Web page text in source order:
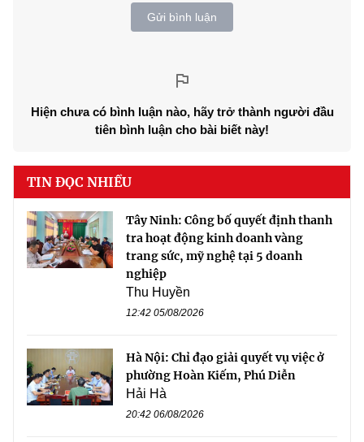
Gửi bình luận
Hiện chưa có bình luận nào, hãy trở thành người đầu
tiên bình luận cho bài biết này!
TIN ĐỌC NHIỀU
Tây Ninh: Công bố quyết định thanh
tra hoạt động kinh doanh vàng
trang sức, mỹ nghệ tại 5 doanh
nghiệp
Thu Huyền
12:42 05/08/2026
Hà Nội: Chỉ đạo giải quyết vụ việc ở
phường Hoàn Kiếm, Phú Diễn
Hải Hà
20:42 06/08/2026